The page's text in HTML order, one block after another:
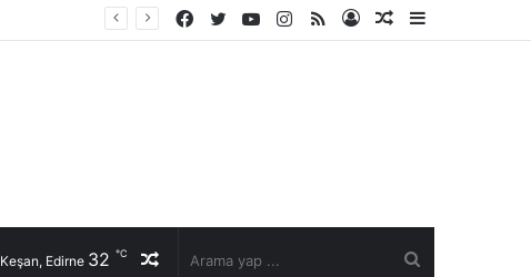
Kenar
Rastgele
Kayıt
RSS
Instagram
YouTube
Twitter
Facebook
Rastgele
Keşan, Edirne 32 ℃